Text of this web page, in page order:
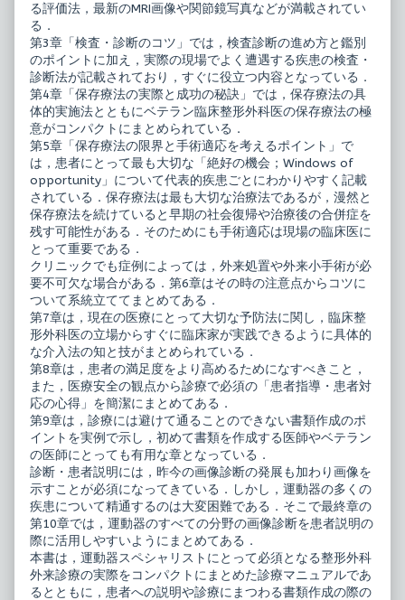
る評価法，最新のMRI画像や関節鏡写真などが満載されてい
る．
第3章「検査・診断のコツ」では，検査診断の進め方と鑑別
のポイントに加え，実際の現場でよく遭遇する疾患の検査・
診断法が記載されており，すぐに役立つ内容となっている．
第4章「保存療法の実際と成功の秘訣」では，保存療法の具
体的実施法とともにベテラン臨床整形外科医の保存療法の極
意がコンパクトにまとめられている．
第5章「保存療法の限界と手術適応を考えるポイント」で
は，患者にとって最も大切な「絶好の機会；Windows of
opportunity」について代表的疾患ごとにわかりやすく記載
されている．保存療法は最も大切な治療法であるが，漫然と
保存療法を続けていると早期の社会復帰や治療後の合併症を
残す可能性がある．そのためにも手術適応は現場の臨床医に
とって重要である．
クリニックでも症例によっては，外来処置や外来小手術が必
要不可欠な場合がある．第6章はその時の注意点からコツに
ついて系統立ててまとめてある．
第7章は，現在の医療にとって大切な予防法に関し，臨床整
形外科医の立場からすぐに臨床家が実践できるように具体的
な介入法の知と技がまとめられている．
第8章は，患者の満足度をより高めるためになすべきこと，
また，医療安全の観点から診療で必須の「患者指導・患者対
応の心得」を簡潔にまとめてある．
第9章は，診療には避けて通ることのできない書類作成のポ
イントを実例で示し，初めて書類を作成する医師やベテラン
の医師にとっても有用な章となっている．
診断・患者説明には，昨今の画像診断の発展も加わり画像を
示すことが必須になってきている．しかし，運動器の多くの
疾患について精通するのは大変困難である．そこで最終章の
第10章では，運動器のすべての分野の画像診断を患者説明の
際に活用しやすいようにまとめてある．
本書は，運動器スペシャリストにとって必須となる整形外科
外来診療の実際をコンパクトにまとめた診療マニュアルであ
るとともに，患者への説明や診療にまつわる書類作成の際の